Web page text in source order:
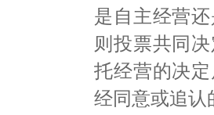
是自主经营
则投票共同
托经营的决
经同意或追认